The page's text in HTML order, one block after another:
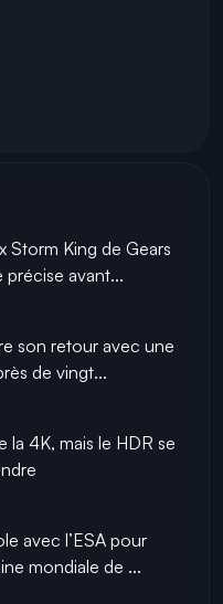
Storm King de Gears
précise avant...
son retour avec une
de vingt...
la 4K, mais le HDR se
avec l’ESA pour
mondiale de ...